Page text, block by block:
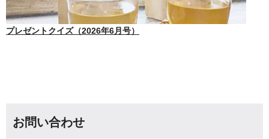
プレゼントクイズ（2026年6月号）
お問い合わせ